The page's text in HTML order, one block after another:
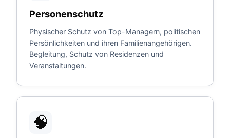
Personenschutz
Physischer Schutz von Top-Managern, politischen
Persönlichkeiten und ihren Familienangehörigen.
Begleitung, Schutz von Residenzen und
Veranstaltungen.
🧠